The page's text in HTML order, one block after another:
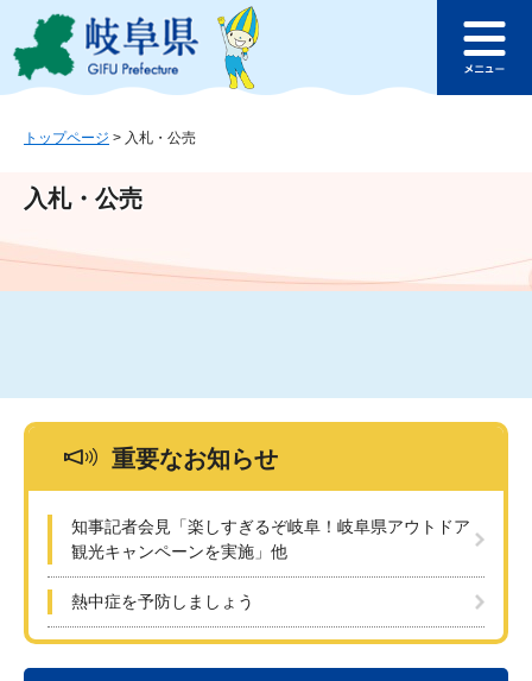
ジ
ュ
文
このページの本文へ
ュ
トップページ > 入札・公売
入札・公売
重要なお知らせ
知事記者会見「楽しすぎるぞ岐阜！岐阜県アウトドア
観光キャンペーンを実施」他
熱中症を予防しましょう